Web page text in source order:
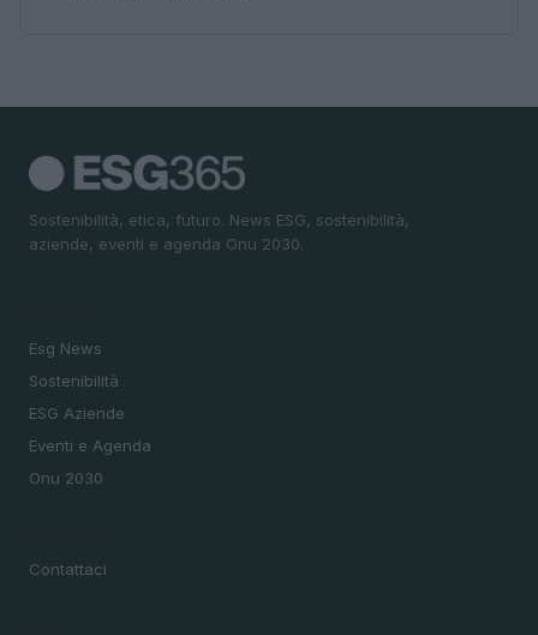
Sostenibilità, etica, futuro. News ESG, sostenibilità,
aziende, eventi e agenda Onu 2030.
Esg News
Sostenibilità
ESG Aziende
Eventi e Agenda
Onu 2030
Contattaci